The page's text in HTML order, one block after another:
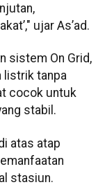
ujar As’ad.
sistem On Grid,
listrik tanpa
cocok untuk
stabil.
atas atap
stasiun.